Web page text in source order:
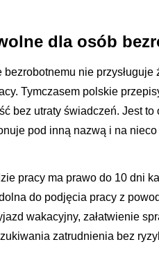
dla osób
bezrobotnemu nie
Tymczasem polskie
bez utraty świadczeń. Jest
pod inną nazwą i na
pracy ma prawo do 10 dni
do podjęcia pracy z
wakacyjny, załatwienie
zatrudnienia bez